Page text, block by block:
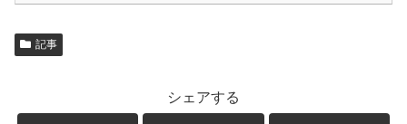
記事
シェアする